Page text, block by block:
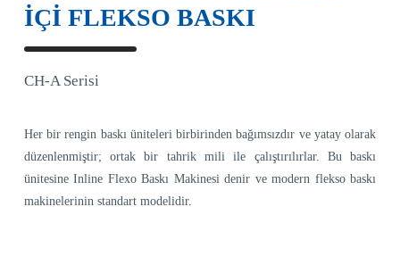
İÇİ FLEKSO BASKI
CH-A Serisi
Her bir rengin baskı üniteleri birbirinden bağımsızdır ve yatay olarak
düzenlenmiştir; ortak bir tahrik mili ile çalıştırılırlar. Bu baskı
ünitesine Inline Flexo Baskı Makinesi denir ve modern flekso baskı
makinelerinin standart modelidir.